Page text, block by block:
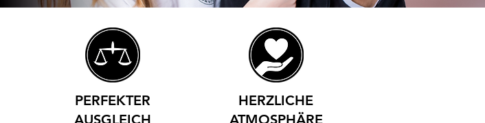
PERFEKTER
AUSGLEICH
HERZLICHE
ATMOSPHÄRE